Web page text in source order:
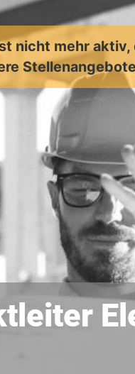
nicht mehr